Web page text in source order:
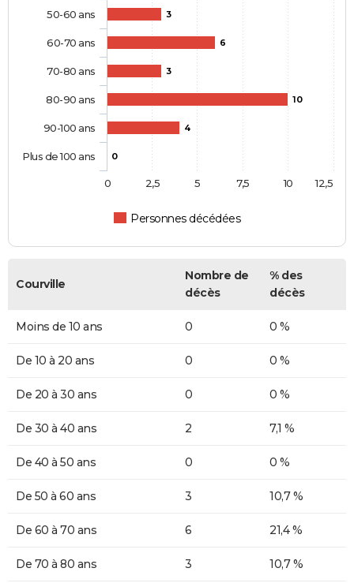
3
6
3
10
4
0
Personnes décédées
50-60 ans
60-70 ans
70-80 ans
80-90 ans
90-100 ans
Plus de 100 ans
0 10
2,5 5 7,5 12,5
Courville
Nombre de
décès
% des
décès
Moins de 10 ans 0 0 %
De 10 à 20 ans 0 0 %
De 20 à 30 ans 0 0 %
De 30 à 40 ans 2 7,1 %
De 40 à 50 ans 0 0 %
De 50 à 60 ans 3 10,7 %
De 60 à 70 ans 6 21,4 %
De 70 à 80 ans 3 10,7 %